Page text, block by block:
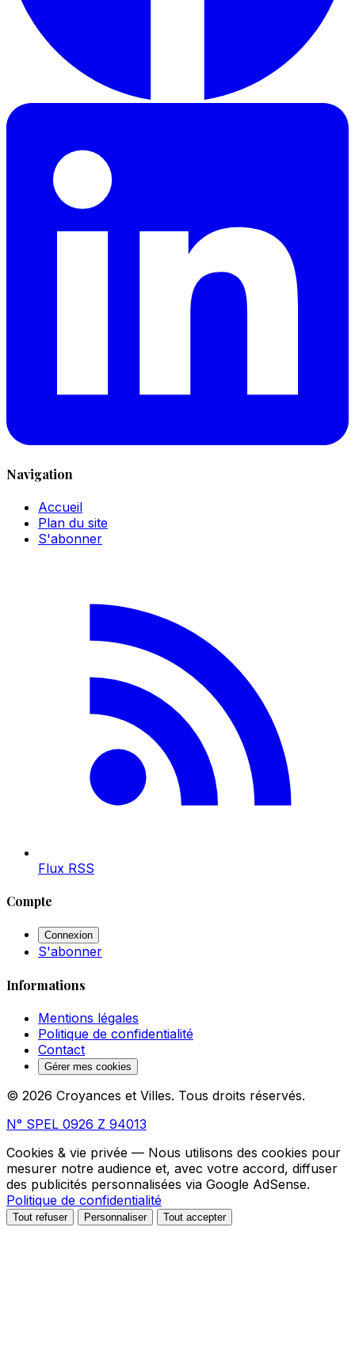
Navigation
Accueil
Plan du site
S'abonner
Flux RSS
Compte
Connexion
S'abonner
Informations
Mentions légales
Politique de confidentialité
Contact
Gérer mes cookies
© 2026 Croyances et Villes. Tous droits réservés.
N° SPEL 0926 Z 94013
Cookies & vie privée — Nous utilisons des cookies pour
mesurer notre audience et, avec votre accord, diffuser
des publicités personnalisées via Google AdSense.
Politique de confidentialité
Tout refuser Personnaliser Tout accepter